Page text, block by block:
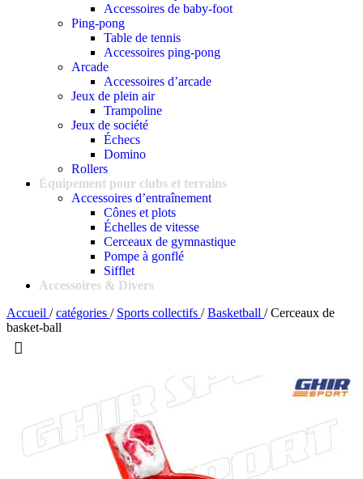
Accessoires de baby-foot
Ping-pong
Table de tennis
Accessoires ping-pong
Arcade
Accessoires d’arcade
Jeux de plein air
Trampoline
Jeux de société
Échecs
Domino
Rollers
Équipement pour clubs et terrains
Accessoires d’entraînement
Cônes et plots
Échelles de vitesse
Cerceaux de gymnastique
Pompe à gonflé
Sifflet
Accessoires & Divers
Accueil / catégories / Sports collectifs / Basketball / Cerceaux de
basket-ball